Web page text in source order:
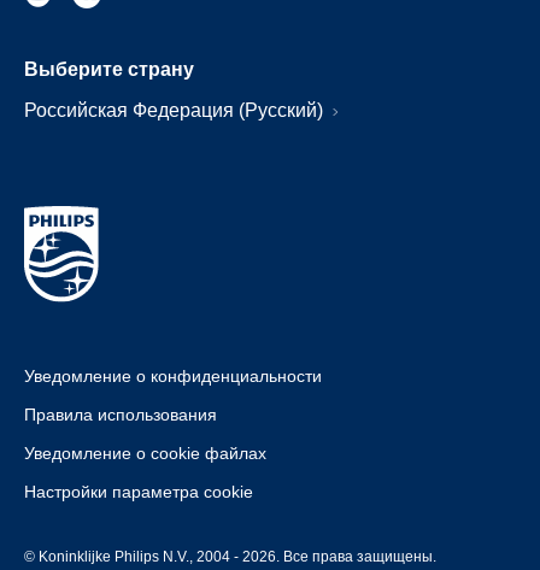
Выберите страну
Российская Федерация (Русский)
Уведомление о конфиденциальности
Правила использования
Уведомление о cookie файлах
Настройки параметра cookie
© Koninklijke Philips N.V., 2004 - 2026. Все права защищены.